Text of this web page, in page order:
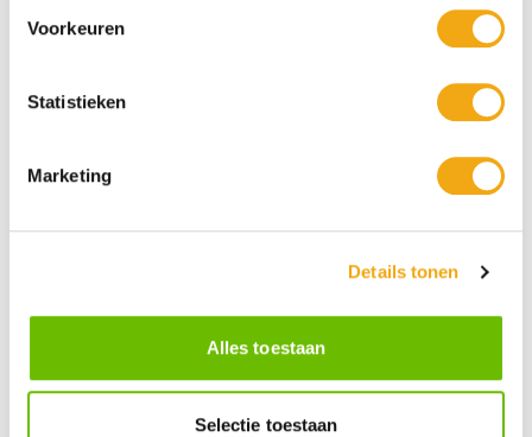
Voorkeuren
Statistieken
Marketing
Details tonen
Alles toestaan
Selectie toestaan
5 x 30cl Bekijk product
€ 27,55
20% KORTING
€ 28,75